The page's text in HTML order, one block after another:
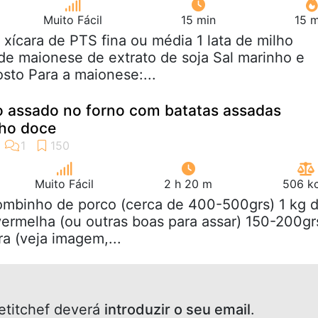
Muito Fácil 15 min 15
xícara de PTS fina ou média 1 lata de milho
maionese de extrato de soja Sal marinho e
Para a maionese:...
assado no forno com batatas assadas
doce
Muito Fácil 2 h 20 m 506
de porco (cerca de 400-500grs) 1 kg
(ou outras boas para assar) 150-
(veja imagem,...
deverá introduzir o seu email.